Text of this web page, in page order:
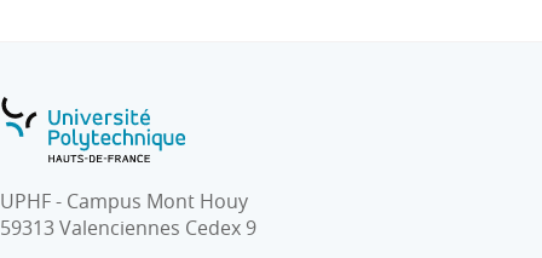
UPHF - Campus Mont Houy
59313 Valenciennes Cedex 9